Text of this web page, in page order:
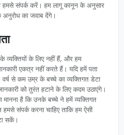
संपर्क करें। हम लागू कानून के अनुसार
का जवाब देंगे।
व्यक्तियों के लिए नहीं हैं, और हम
एकत्र नहीं करते हैं। यदि हमें पता
से कम उम्र के बच्चे का व्यक्तिगत डेटा
को तुरंत हटाने के लिए कदम उठाएंगे।
मानना ​​है कि उनके बच्चे ने हमें व्यक्तिगत
संपर्क करना चाहिए ताकि हम ऐसी
सकें।